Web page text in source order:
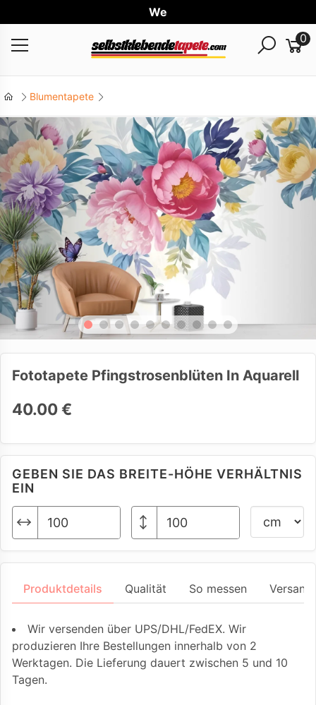
Weltwe
0
Blumentapete
Fototapete Pfingstrosenblüten In Aquarell
40.00 €
GEBEN SIE DAS BREITE-HÖHE VERHÄLTNIS
EIN
Produktdetails Qualität So messen
Wir versenden über UPS/DHL/FedEX. Wir
produzieren Ihre Bestellungen innerhalb von 2
Werktagen. Die Lieferung dauert zwischen 5 und 10
Tagen.